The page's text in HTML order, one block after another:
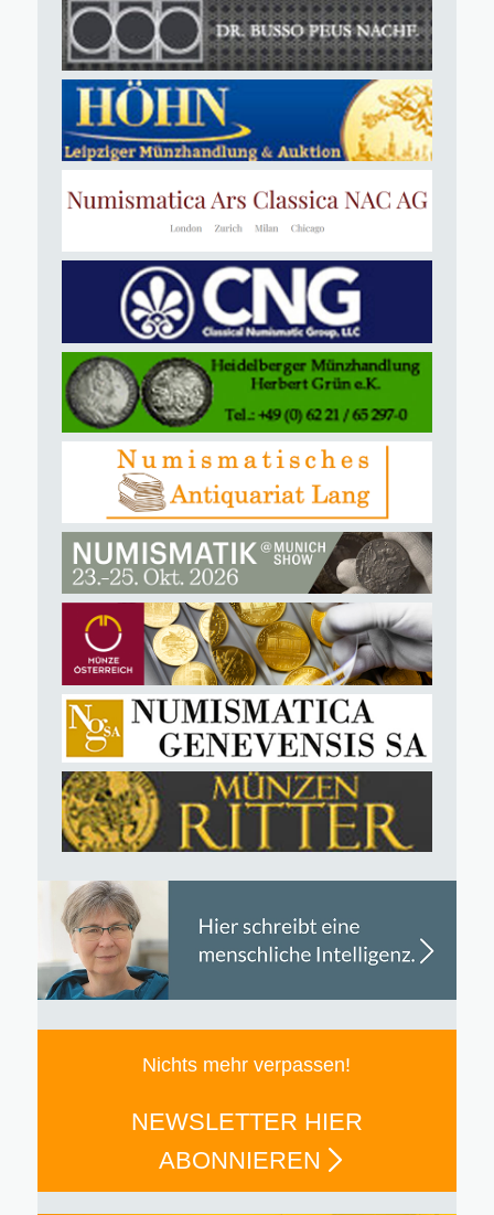
Nichts mehr verpassen!
NEWSLETTER HIER
ABONNIEREN